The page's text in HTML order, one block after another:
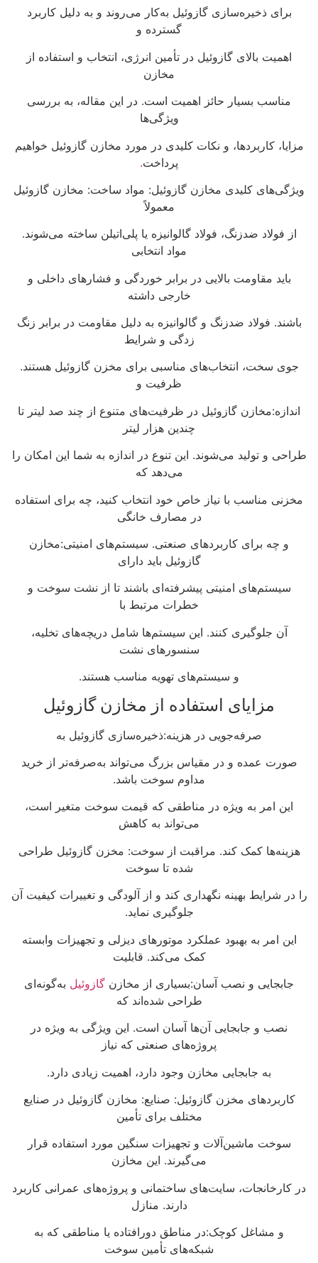
برای ذخیره‌سازی گازوئیل به‌کار می‌روند و به دلیل کاربرد
گسترده و
اهمیت بالای گازوئیل در تأمین انرژی، انتخاب و استفاده از
مخازن
مناسب بسیار حائز اهمیت است. در این مقاله، به بررسی
ویژگی‌ها
مزایا، کاربردها، و نکات کلیدی در مورد مخازن گازوئیل خواهیم
پرداخت.
ویژگی‌های کلیدی مخازن گازوئیل: مواد ساخت: مخازن گازوئیل
معمولاً
از فولاد ضدزنگ، فولاد گالوانیزه یا پلی‌اتیلن ساخته می‌شوند.
مواد انتخابی
باید مقاومت بالایی در برابر خوردگی و فشارهای داخلی و
خارجی داشته
باشند. فولاد ضدزنگ و گالوانیزه به دلیل مقاومت در برابر زنگ
زدگی و شرایط
جوی سخت، انتخاب‌های مناسبی برای مخزن گازوئیل هستند.
ظرفیت و
اندازه:مخازن گازوئیل در ظرفیت‌های متنوع از چند صد لیتر تا
چندین هزار لیتر
طراحی و تولید می‌شوند. این تنوع در اندازه به شما این امکان را
می‌دهد که
مخزنی مناسب با نیاز خاص خود انتخاب کنید، چه برای استفاده
در مصارف خانگی
و چه برای کاربردهای صنعتی. سیستم‌های امنیتی:مخازن
گازوئیل باید دارای
سیستم‌های امنیتی پیشرفته‌ای باشند تا از نشت سوخت و
خطرات مرتبط با
آن جلوگیری کنند. این سیستم‌ها شامل دریچه‌های تخلیه،
سنسورهای نشت
و سیستم‌های تهویه مناسب هستند.
مزایای استفاده از مخازن گازوئیل
صرفه‌جویی در هزینه:ذخیره‌سازی گازوئیل به‌
صورت عمده و در مقیاس بزرگ می‌تواند به‌صرفه‌تر از خرید
مداوم سوخت باشد.
این امر به ویژه در مناطقی که قیمت سوخت متغیر است،
می‌تواند به کاهش
هزینه‌ها کمک کند. مراقبت از سوخت: مخزن گازوئیل طراحی
شده‌ تا سوخت
را در شرایط بهینه نگهداری کند و از آلودگی و تغییرات کیفیت آن
جلوگیری نماید.
این امر به بهبود عملکرد موتورهای دیزلی و تجهیزات وابسته
کمک می‌کند. قابلیت
جابجایی و نصب آسان:بسیاری از مخازن گازوئیل به‌گونه‌ای
طراحی شده‌اند که
نصب و جابجایی آن‌ها آسان است. این ویژگی به ویژه در
پروژه‌های صنعتی که نیاز
به جابجایی مخازن وجود دارد، اهمیت زیادی دارد.
کاربردهای مخزن گازوئیل: صنایع: مخازن گازوئیل در صنایع
مختلف برای تأمین
سوخت ماشین‌آلات و تجهیزات سنگین مورد استفاده قرار
می‌گیرند. این مخازن
در کارخانجات، سایت‌های ساختمانی و پروژه‌های عمرانی کاربرد
دارند. منازل
و مشاغل کوچک:در مناطق دورافتاده یا مناطقی که به
شبکه‌های تأمین سوخت